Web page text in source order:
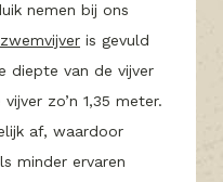
nemen bij ons
zwemvijver is gevuld
diepte van de vijver
zo’n 1,35 meter.
af, waardoor
minder ervaren